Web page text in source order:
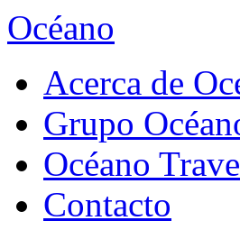
Océano
Acerca de
Grupo
Océano
Contacto